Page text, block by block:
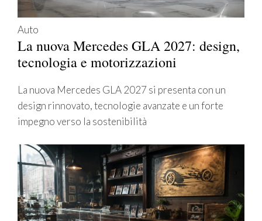
Auto
La nuova Mercedes GLA 2027: design,
tecnologia e motorizzazioni
La nuova Mercedes GLA 2027 si presenta con un
design rinnovato, tecnologie avanzate e un forte
impegno verso la sostenibilità